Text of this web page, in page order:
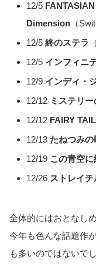
12/5
Dimension （
12/5 終のステラ
12/5 インフィニ
12/9 インディ・
12/12 ミステリ
12/12 FAIRY
12/13 たねつみの
12/19 この青空
12/26 ストレイ
全体的にはおとなし
今年も色んな話題作
も多いのではないで